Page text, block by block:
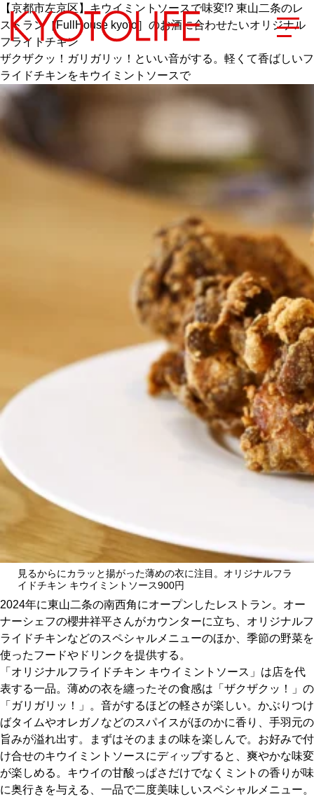
エリアから探す
カテゴリーから探す
ABOUT US
Instagram
チケットプレゼント応募
MAIN MENU
SERIES
カレーが好き
京都おやつクラブ
私と店のはなし
今月の京みやげ
京都の書店
【京都市左京区】キウイミントソースで味変!? 東山二条のレ
ストラン［FullHouse kyoto］のお酒に合わせたいオリジナル
フライドチキン
ザクザクッ！ガリガリッ！といい音がする。軽くて香ばしいフ
ライドチキンをキウイミントソースで
見るからにカラッと揚がった薄めの衣に注目。オリジナルフラ
イドチキン キウイミントソース900円
2024年に東山二条の南西角にオープンしたレストラン。オー
ナーシェフの櫻井祥平さんがカウンターに立ち、オリジナルフ
ライドチキンなどのスペシャルメニューのほか、季節の野菜を
使ったフードやドリンクを提供する。
「オリジナルフライドチキン キウイミントソース」は店を代
表する一品。薄めの衣を纏ったその食感は「ザクザクッ！」の
「ガリガリッ！」。音がするほどの軽さが楽しい。かぶりつけ
ばタイムやオレガノなどのスパイスがほのかに香り、手羽元の
旨みが溢れ出す。まずはそのままの味を楽しんで。お好みで付
け合せのキウイミントソースにディップすると、爽やかな味変
が楽しめる。キウイの甘酸っぱさだけでなくミントの香りが味
に奥行きを与える、一品で二度美味しいスペシャルメニュー。